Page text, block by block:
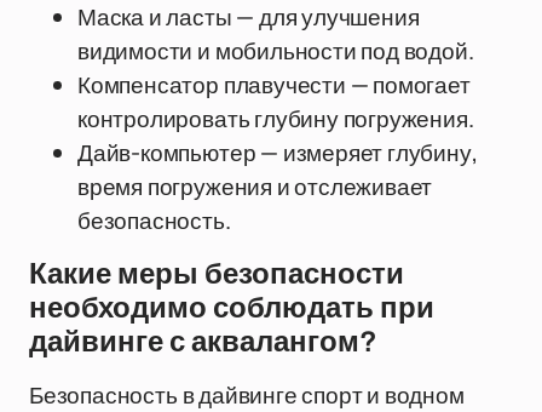
Маска и ласты — для улучшения
видимости и мобильности под водой.
Компенсатор плавучести — помогает
контролировать глубину погружения.
Дайв-компьютер — измеряет глубину,
время погружения и отслеживает
безопасность.
Какие меры безопасности
необходимо соблюдать при
дайвинге с аквалангом?
Безопасность в дайвинге спорт и водном